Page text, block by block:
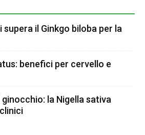
supera il Ginkgo biloba per la
benefici per cervello e
la Nigella sativa